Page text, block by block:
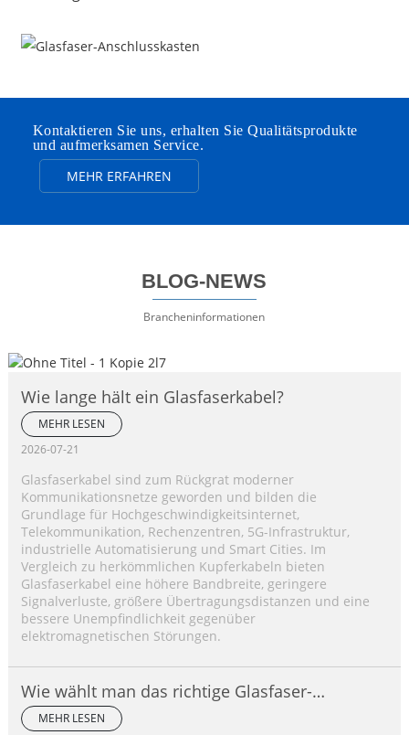
Kontaktieren Sie uns, erhalten Sie Qualitätsprodukte
und aufmerksamen Service.
MEHR ERFAHREN
BLOG-NEWS
Brancheninformationen
Wie lange hält ein Glasfaserkabel?
MEHR LESEN
2026-07-21
Glasfaserkabel sind zum Rückgrat moderner
Kommunikationsnetze geworden und bilden die
Grundlage für Hochgeschwindigkeitsinternet,
Telekommunikation, Rechenzentren, 5G-Infrastruktur,
industrielle Automatisierung und Smart Cities. Im
Vergleich zu herkömmlichen Kupferkabeln bieten
Glasfaserkabel eine höhere Bandbreite, geringere
Signalverluste, größere Übertragungsdistanzen und eine
bessere Unempfindlichkeit gegenüber
elektromagnetischen Störungen.
Wie wählt man das richtige Glasfaser-
Patchkabel aus?
MEHR LESEN